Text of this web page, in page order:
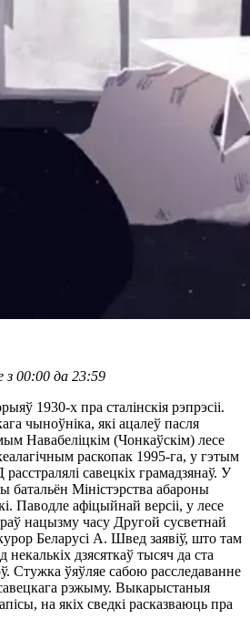
з 00:00 да 23:59
1930-х пра сталінскія рэпрэсіі.
чыноўніка, які ацалеў пасля
Навабеліцкім (Чонкаўскім) лесе
раскопак 1995-га, у гэтым
савецкіх грамадзянаў. У
батальён Міністэрства абароны
Паводле афіцыйнай версіі, у лесе
нацызму часу Другой сусветнай
Беларусі А. Швед заявіў, што там
дзясяткаў тысяч да ста
Стужка ўяўляе сабою расследаванне
рэжыму. Выкарыстаныя
на якіх сведкі расказваюць пра